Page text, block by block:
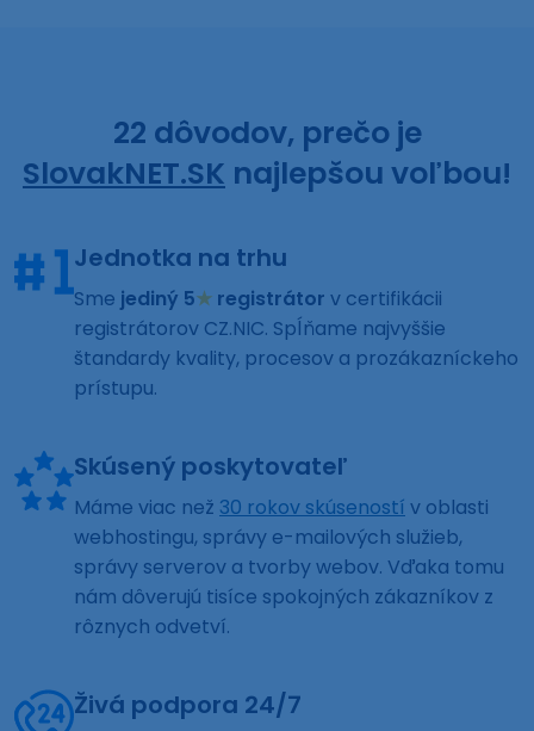
22 dôvodov, prečo je
SlovakNET.SK najlepšou voľbou!
Jednotka na trhu
Sme jediný 5★ registrátor v certifikácii
registrátorov CZ.NIC. Spĺňame najvyššie
štandardy kvality, procesov a prozákazníckeho
prístupu.
Skúsený poskytovateľ
Máme viac než 30 rokov skúseností v oblasti
webhostingu, správy e-mailových služieb,
správy serverov a tvorby webov. Vďaka tomu
nám dôverujú tisíce spokojných zákazníkov z
rôznych odvetví.
Živá podpora 24/7